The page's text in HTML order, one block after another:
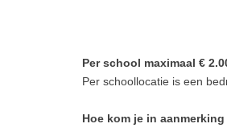
Per school maximaal €
Per schoollocatie is een
Hoe kom je in